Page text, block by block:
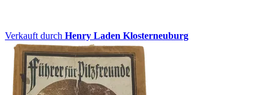
Verkauft durch Henry Laden Klosterneuburg